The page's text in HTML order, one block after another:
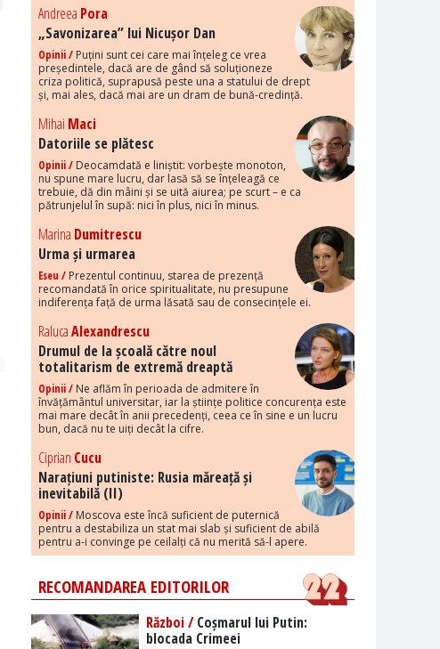
Andreea Pora
„Savonizarea” lui Nicușor Dan
Opinii / Puțini sunt cei care mai înțeleg ce vrea
președintele, dacă are de gând să soluționeze
criza politică, suprapusă peste una a statului de drept
și, mai ales, dacă mai are un dram de bună-credință.
Mihai Maci
Datoriile se plătesc
Opinii / Deocamdată e liniștit: vorbește monoton,
nu spune mare lucru, dar lasă să se înțeleagă ce
trebuie, dă din mâini și se uită aiurea; pe scurt – e ca
pătrunjelul în supă: nici în plus, nici în minus.
Marina Dumitrescu
Urma și urmarea
Eseu / Prezentul continuu, starea de prezență
recomandată în orice spiritualitate, nu presupune
indiferența față de urma lăsată sau de consecințele ei.
RalucaAlexandrescu
Drumul de la școală către noul
totalitarism de extremă dreaptă
Opinii / Ne aflăm în perioada de admitere în
învățământul universitar, iar la științe politice concurența este
mai mare decât în anii precedenți, ceea ce în sine e un lucru
bun, dacă nu te uiți decât la cifre.
Ciprian Cucu
Narațiuni putiniste: Rusia măreață și
inevitabilă (II)
Opinii / Moscova este încă suficient de puternică
pentru a destabiliza un stat mai slab și suficient de abilă
pentru a-i convinge pe ceilalți că nu merită să-l apere.
RECOMANDAREA EDITORILOR
Război /Coșmarul lui Putin:
blocada Crimeei